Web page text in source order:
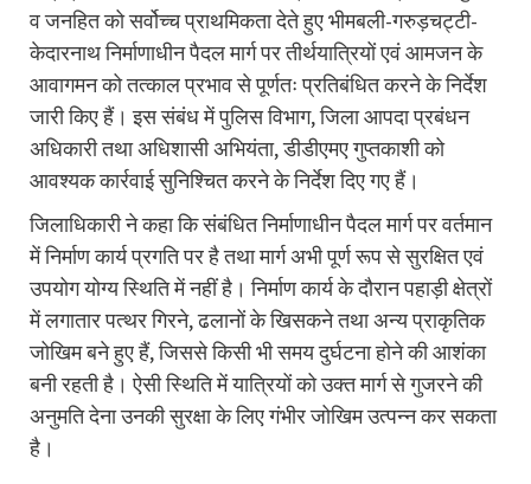
व जनहित को सर्वोच्च प्राथमिकता देते हुए भीमबली-गरुड़चट्टी-
केदारनाथ निर्माणाधीन पैदल मार्ग पर तीर्थयात्रियों एवं आमजन के
आवागमन को तत्काल प्रभाव से पूर्णतः प्रतिबंधित करने के निर्देश
जारी किए हैं। इस संबंध में पुलिस विभाग, जिला आपदा प्रबंधन
अधिकारी तथा अधिशासी अभियंता, डीडीएमए गुप्तकाशी को
आवश्यक कार्रवाई सुनिश्चित करने के निर्देश दिए गए हैं।
जिलाधिकारी ने कहा कि संबंधित निर्माणाधीन पैदल मार्ग पर वर्तमान
में निर्माण कार्य प्रगति पर है तथा मार्ग अभी पूर्ण रूप से सुरक्षित एवं
उपयोग योग्य स्थिति में नहीं है। निर्माण कार्य के दौरान पहाड़ी क्षेत्रों
में लगातार पत्थर गिरने, ढलानों के खिसकने तथा अन्य प्राकृतिक
जोखिम बने हुए हैं, जिससे किसी भी समय दुर्घटना होने की आशंका
बनी रहती है। ऐसी स्थिति में यात्रियों को उक्त मार्ग से गुजरने की
अनुमति देना उनकी सुरक्षा के लिए गंभीर जोखिम उत्पन्न कर सकता
है।